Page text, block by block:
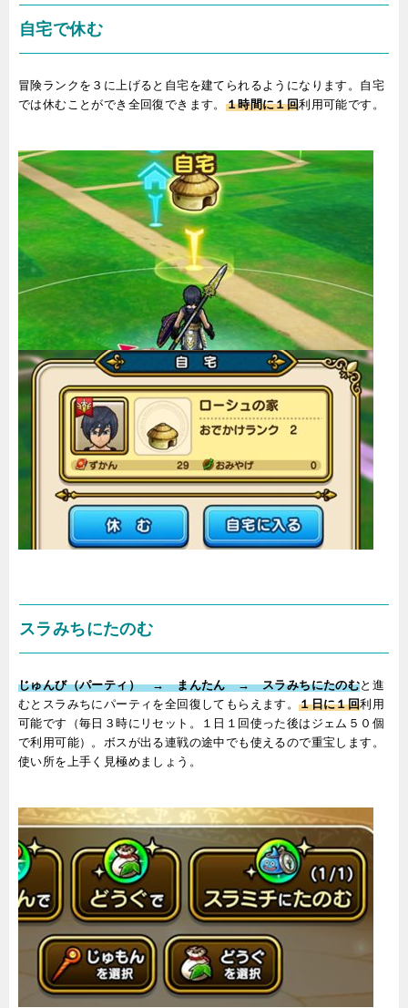
自宅で休む
冒険ランクを３に上げると自宅を建てられるようになります。自宅
では休むことができ全回復できます。 １時間に１回利用可能です。
スラみちにたのむ
じゅんび（パーティ） → まんたん → スラみちにたのむと進
むとスラみちにパーティを全回復してもらえます。１日に１回利用
可能です（毎日３時にリセット。１日１回使った後はジェム５０個
で利用可能）。ボスが出る連戦の途中でも使えるので重宝します。
使い所を上手く見極めましょう。